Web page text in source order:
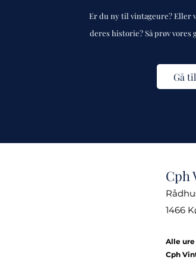
Er du ny til vintageure? Eller
deres historie? Så prøv vores
Gå
Cph
1466
Alle ure
Cph